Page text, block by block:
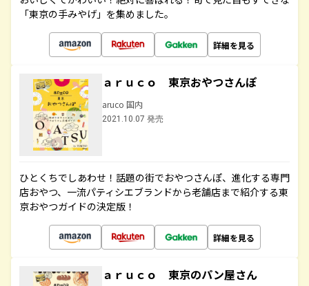
「東京の手みやげ」を集めました。
詳細を見る
ａｒｕｃｏ 東京おやつさんぽ
aruco 国内
2021.10.07 発売
ひとくちでしあわせ！話題の街でおやつさんぽ、進化する専門
店おやつ、一流パティシエブランドから老舗店まで紹介する東
京おやつガイドの決定版！
詳細を見る
ａｒｕｃｏ 東京のパン屋さん